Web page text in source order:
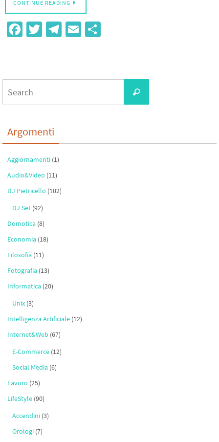
CONTINUE READING
Fa
o
o
T
er
Te
a
E
e
Search
Argomenti
Aggiornamenti (1)
Audio&Video (11)
DJ Pietricello (102)
DJ Set (92)
Domotica (8)
Economia (18)
Filosofia (11)
Fotografia (13)
Informatica (20)
Unix (3)
Intelligenza Artificiale (12)
Internet&Web (67)
E-Commerce (12)
Social Media (6)
Lavoro (25)
LifeStyle (90)
Accendini (3)
Orologi (7)